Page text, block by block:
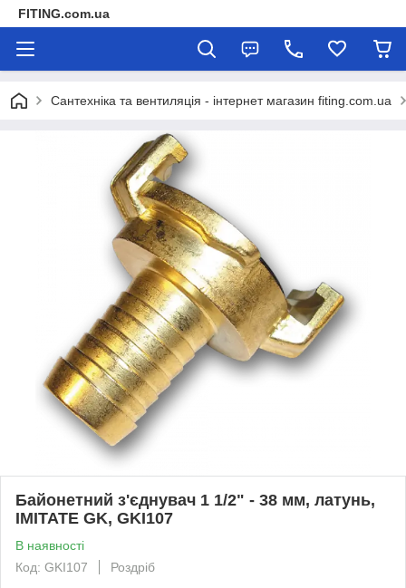
FITING.com.ua
Сантехніка та вентиляція - інтернет магазин fiting.com.ua
Байонетний з'єднувач 1 1/2" - 38 мм, латунь,
IMITATE GK, GKI107
В наявності
Код: GKI107
Роздріб